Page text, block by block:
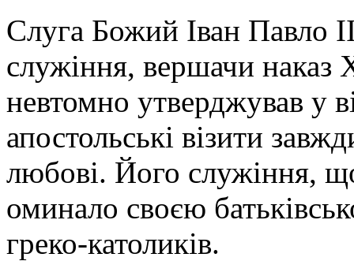
Слуга Божий Іван Павло
служіння, вершачи
невтомно утверджував у
апостольські візити
любові. Його служіння,
оминало своєю
греко-католиків.